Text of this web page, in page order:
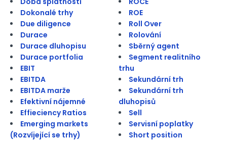
Dokonalé trhy
Due diligence
Durace
Durace dluhopisu
Durace portfolia
EBIT
EBITDA
EBITDA marže
Efektivní nájemné
Effieciency Ratios
Emerging markets
(Rozvíjející se trhy)
ROE
Roll Over
Rolování
Sběrný agent
Segment realitního
trhu
Sekundární trh
Sekundární trh
dluhopisů
Sell
Servisní poplatky
Short position